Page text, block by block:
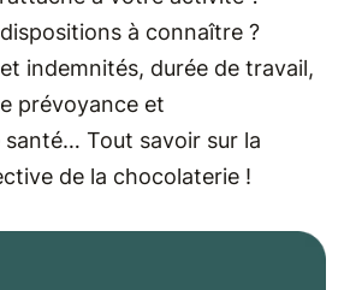
à connaître ?
indemnités, durée de travail,
prévoyance et
Tout savoir sur la
de la chocolaterie !